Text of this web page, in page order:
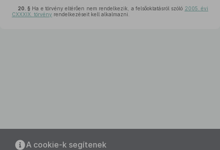
20. § Ha e törvény eltérően nem rendelkezik, a felsőoktatásról szóló 2005. évi
CXXXIX. törvény rendelkezéseit kell alkalmazni.
A cookie-k segítenek